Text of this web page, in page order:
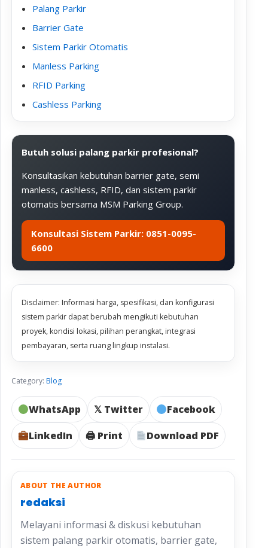
Palang Parkir
Barrier Gate
Sistem Parkir Otomatis
Manless Parking
RFID Parking
Cashless Parking
Butuh solusi palang parkir profesional?
Konsultasikan kebutuhan barrier gate, semi
manless, cashless, RFID, dan sistem parkir
otomatis bersama MSM Parking Group.
Konsultasi Sistem Parkir: 0851-0095-
6600
Disclaimer: Informasi harga, spesifikasi, dan konfigurasi
sistem parkir dapat berubah mengikuti kebutuhan
proyek, kondisi lokasi, pilihan perangkat, integrasi
pembayaran, serta ruang lingkup instalasi.
Category: Blog
WhatsApp 𝕏 Twitter
Facebook
LinkedIn
🖨 Print Download PDF
ABOUT THE AUTHOR
redaksi
Melayani informasi & diskusi kebutuhan
sistem palang parkir otomatis, barrier gate,